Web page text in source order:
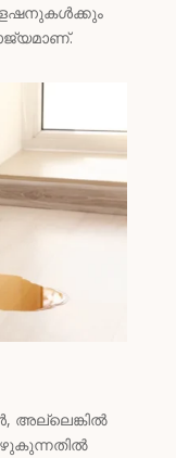
അല്ലെങ്കിൽ